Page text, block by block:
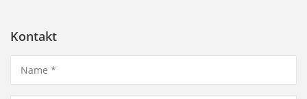
Kontakt